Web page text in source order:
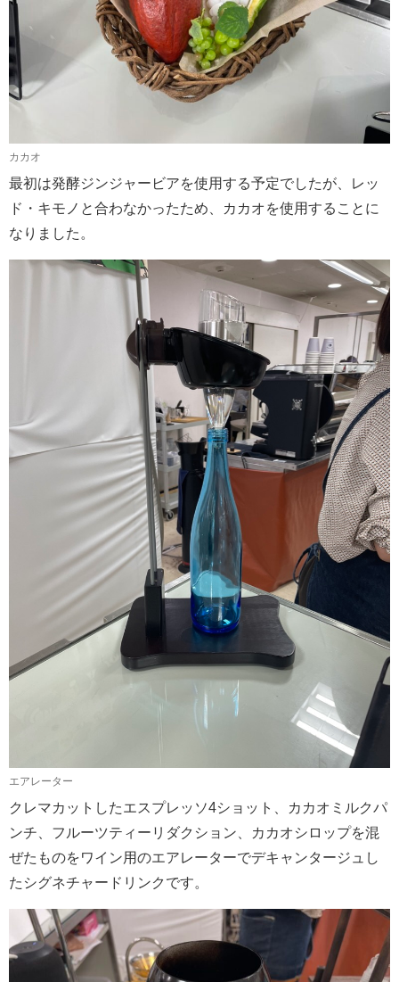
カカオ
最初は発酵ジンジャービアを使用する予定でしたが、レッ
ド・キモノと合わなかったため、カカオを使用することに
なりました。
エアレーター
クレマカットしたエスプレッソ4ショット、カカオミルクパ
ンチ、フルーツティーリダクション、カカオシロップを混
ぜたものをワイン用のエアレーターでデキャンタージュし
たシグネチャードリンクです。